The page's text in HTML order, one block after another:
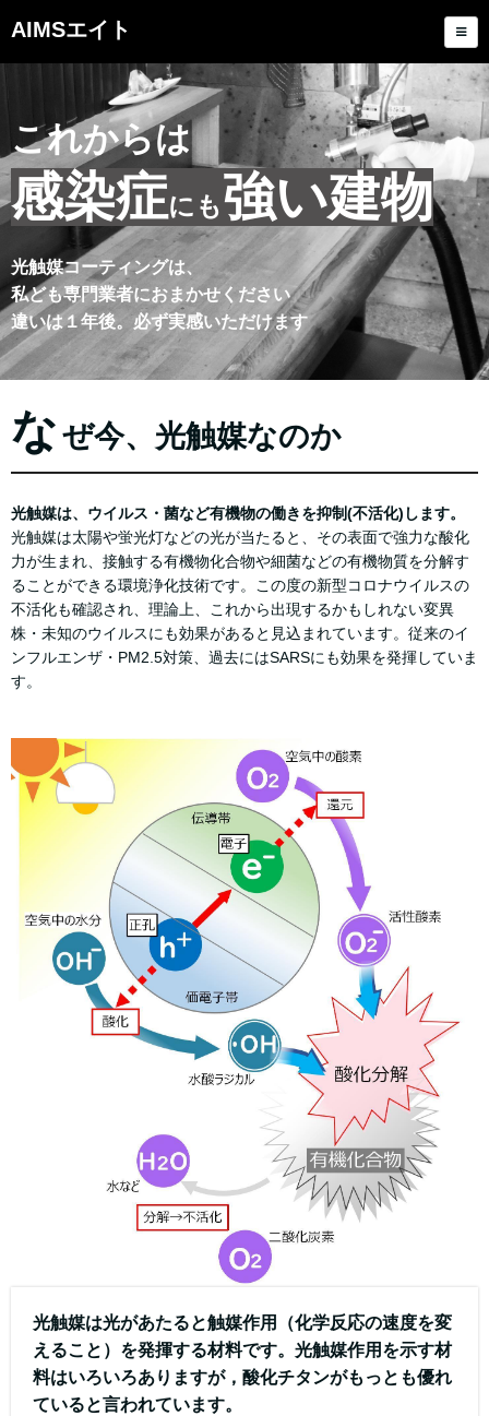
AIMSエイト
これからは
感染症にも強い建物
光触媒コーティングは、
私ども専門業者におまかせください
違いは１年後。必ず実感いただけます
なぜ今、光触媒なのか
光触媒は、ウイルス・菌など有機物の働きを抑制(不活化)します。
光触媒は太陽や蛍光灯などの光が当たると、その表面で強力な酸化
力が生まれ、接触する有機物化合物や細菌などの有機物質を分解す
ることができる環境浄化技術です。この度の新型コロナウイルスの
不活化も確認され、理論上、これから出現するかもしれない変異
株・未知のウイルスにも効果があると見込まれています。従来のイ
ンフルエンザ・PM2.5対策、過去にはSARSにも効果を発揮していま
す。
光触媒は光があたると触媒作用（化学反応の速度を変
えること）を発揮する材料です。光触媒作用を示す材
料はいろいろありますが，酸化チタンがもっとも優れ
ていると言われています。